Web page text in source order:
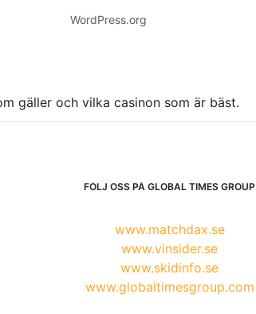
WordPress.org
gäller och vilka casinon som är bäst.
FÖLJ OSS PÅ GLOBAL TIMES GROUP
www.matchdax.se
www.vinsider.se
www.skidinfo.se
www.globaltimesgroup.com